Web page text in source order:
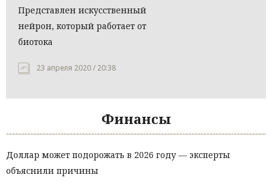
Представлен искусственный
нейрон, который работает от
биотока
23 апреля 2020 / 20:38
Финансы
Доллар может подорожать в 2026 году — эксперты
объяснили причины